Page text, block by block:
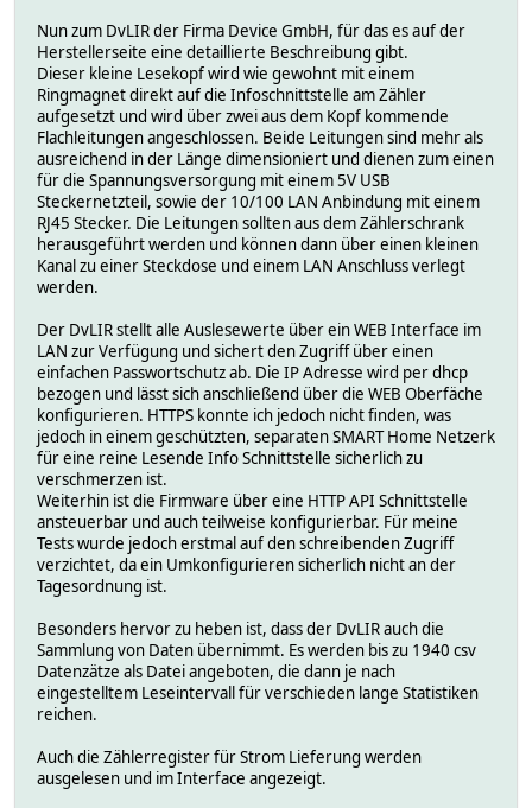
Nun zum DvLIR der Firma Device GmbH, für das es auf der
Herstellerseite eine detaillierte Beschreibung gibt.
Dieser kleine Lesekopf wird wie gewohnt mit einem
Ringmagnet direkt auf die Infoschnittstelle am Zähler
aufgesetzt und wird über zwei aus dem Kopf kommende
Flachleitungen angeschlossen. Beide Leitungen sind mehr als
ausreichend in der Länge dimensioniert und dienen zum einen
für die Spannungsversorgung mit einem 5V USB
Steckernetzteil, sowie der 10/100 LAN Anbindung mit einem
RJ45 Stecker. Die Leitungen sollten aus dem Zählerschrank
herausgeführt werden und können dann über einen kleinen
Kanal zu einer Steckdose und einem LAN Anschluss verlegt
werden.
Der DvLIR stellt alle Auslesewerte über ein WEB Interface im
LAN zur Verfügung und sichert den Zugriff über einen
einfachen Passwortschutz ab. Die IP Adresse wird per dhcp
bezogen und lässt sich anschließend über die WEB Oberfäche
konfigurieren. HTTPS konnte ich jedoch nicht finden, was
jedoch in einem geschützten, separaten SMART Home Netzerk
für eine reine Lesende Info Schnittstelle sicherlich zu
verschmerzen ist.
Weiterhin ist die Firmware über eine HTTP API Schnittstelle
ansteuerbar und auch teilweise konfigurierbar. Für meine
Tests wurde jedoch erstmal auf den schreibenden Zugriff
verzichtet, da ein Umkonfigurieren sicherlich nicht an der
Tagesordnung ist.
Besonders hervor zu heben ist, dass der DvLIR auch die
Sammlung von Daten übernimmt. Es werden bis zu 1940 csv
Datenzätze als Datei angeboten, die dann je nach
eingestelltem Leseintervall für verschieden lange Statistiken
reichen.
Auch die Zählerregister für Strom Lieferung werden
ausgelesen und im Interface angezeigt.